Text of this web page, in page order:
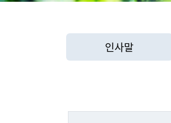
인사말